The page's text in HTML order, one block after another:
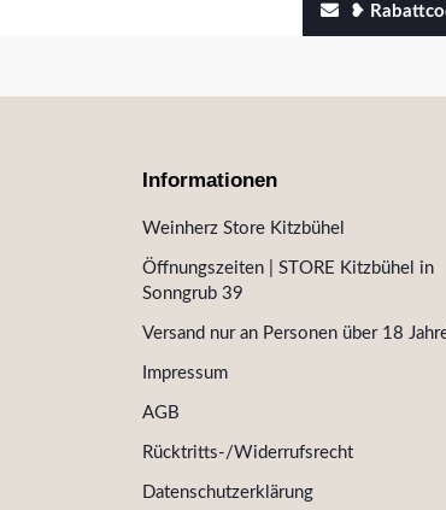
❥
Informationen
Weinherz Store Kitzbühel
Öffnungszeiten | STORE Kitzbühel in
Sonngrub 39
Versand nur an Personen über 18
Impressum
AGB
Rücktritts-/Widerrufsrecht
Datenschutzerklärung